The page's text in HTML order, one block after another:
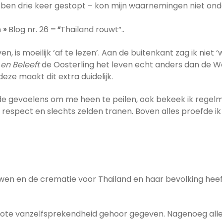
drie keer gestopt – kon mijn waarnemingen niet
»Blog nr. 26 – “Thailand rouwt”..
is moeilijk ‘af te lezen’. Aan de buitenkant zag ik niet
Beleeftde Oosterling het leven echt anders dan de
maakt dit extra duidelijk.
gevoelens om me heen te peilen, ook bekeek ik
en slechts zelden tranen. Boven alles proefde
en de crematie voor Thailand en haar bevolking
vanzelfsprekendheid gehoor gegeven. Nagenoeg